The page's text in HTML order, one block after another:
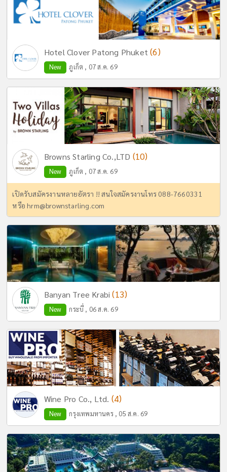
Hotel Clover Patong Phuket(6)
New ภูเก็ต , 07 ส.ค. 69
Browns Starling Co.,LTD (10)
New ภูเก็ต , 07 ส.ค. 69
เปิดรับสมัครงานหลายอัตรา !! สนใจสมัครงานโทร 088-7660331
หรือhrm@brownstarling.com
Banyan Tree Krabi(13)
New กระบี่ , 06 ส.ค. 69
Wine Pro Co., Ltd. (4)
New กรุงเทพมหานคร , 05 ส.ค. 69